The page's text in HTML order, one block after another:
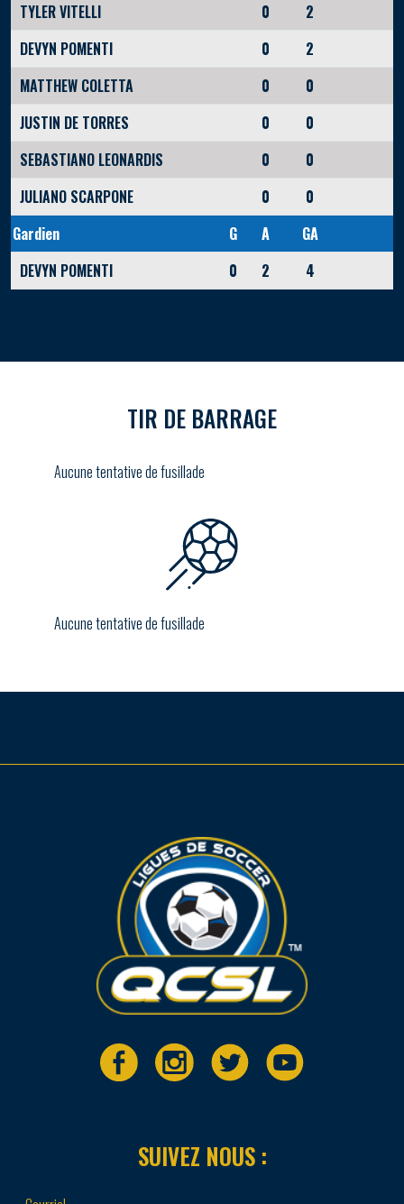
TYLER VITELLI
0
2
DEVYN POMENTI
0
2
MATTHEW COLETTA
0
0
JUSTIN DE TORRES
0
0
SEBASTIANO LEONARDIS
0
0
JULIANO SCARPONE
0
0
Gardien
G A
GA
DEVYN POMENTI
0 2 4
TIR DE BARRAGE
Aucune tentative de fusillade
Aucune tentative de fusillade
SUIVEZ NOUS :